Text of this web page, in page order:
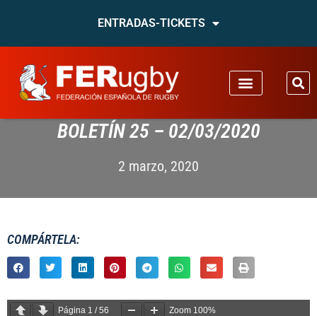
ENTRADAS-TICKETS
BOLETÍN 25 – 02/03/2020
2 marzo, 2020
COMPÁRTELA:
Página 1 /56 Zoom 100%